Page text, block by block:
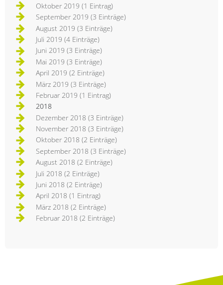
Oktober 2019 (1 Eintrag)
September 2019 (3 Einträge)
August 2019 (3 Einträge)
Juli 2019 (4 Einträge)
Juni 2019 (3 Einträge)
Mai 2019 (3 Einträge)
April 2019 (2 Einträge)
März 2019 (3 Einträge)
Februar 2019 (1 Eintrag)
2018
Dezember 2018 (3 Einträge)
November 2018 (3 Einträge)
Oktober 2018 (2 Einträge)
September 2018 (3 Einträge)
August 2018 (2 Einträge)
Juli 2018 (2 Einträge)
Juni 2018 (2 Einträge)
April 2018 (1 Eintrag)
März 2018 (2 Einträge)
Februar 2018 (2 Einträge)